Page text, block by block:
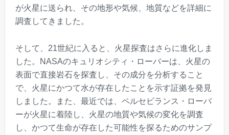
が火星に送られ、その地形や気候、地質などを詳細に
調査してきました。
そして、21世紀に入ると、火星探査はさらに進化しま
した。NASAのキュリオシティ・ローバーは、火星の
表面で直接岩石を探査し、その成分を分析すること
で、火星にかつて水が存在したことを示す証拠を発見
しました。また、最近では、ペルセビランス・ローバ
ーが火星に着陸し、火星の地質や気候の変化を調査
し、かつて生命が存在した可能性を探るためのサンプ